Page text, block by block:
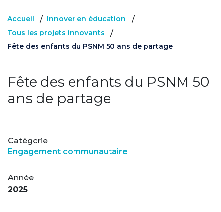
Accueil / Innover en éducation /
Tous les projets innovants /
Fête des enfants du PSNM 50 ans de partage
Fête des enfants du PSNM 50
ans de partage
Catégorie
Engagement communautaire
Année
2025